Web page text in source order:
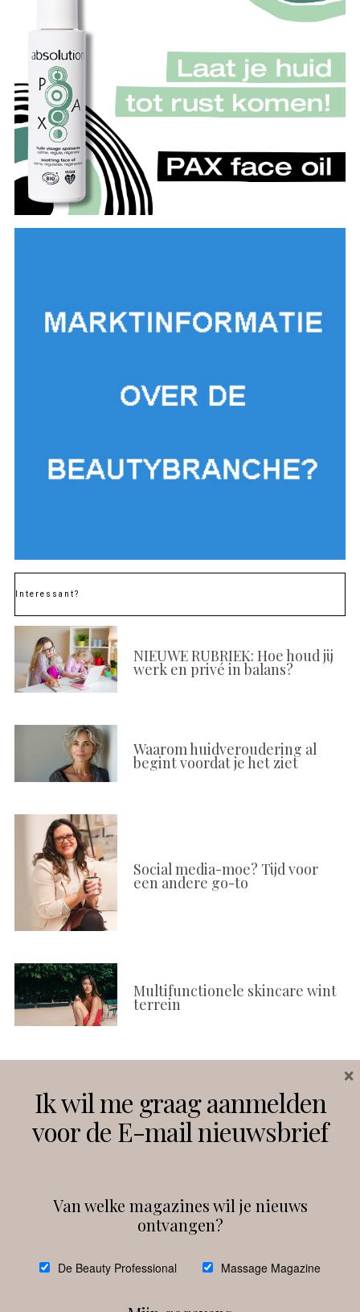
Interessant?
NIEUWE RUBRIEK: Hoe houd jij
werk en privé in balans?
Waarom huidveroudering al
begint voordat je het ziet
Social media-moe? Tijd voor
een andere go-to
Multifunctionele skincare wint
terrein
Instagram Facebook
debeautyprofessional
Ik wil me graag aanmelden
voor de E-mail nieuwsbrief
Van welke magazines wil je nieuws
ontvangen?
De Beauty Professional Massage Magazine
×